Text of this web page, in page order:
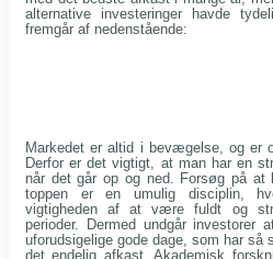
alternative investeringer havde
fremgår af nedenstående:
Markedet er altid i bevægelse, og er
Derfor er det vigtigt, at man har en
når det går op og ned. Forsøg på
toppen er en umulig disciplin,
vigtigheden af at være fuldt og
perioder. Dermed undgår
uforudsigelige gode dage, som har så
det endelig afkast. Akademisk